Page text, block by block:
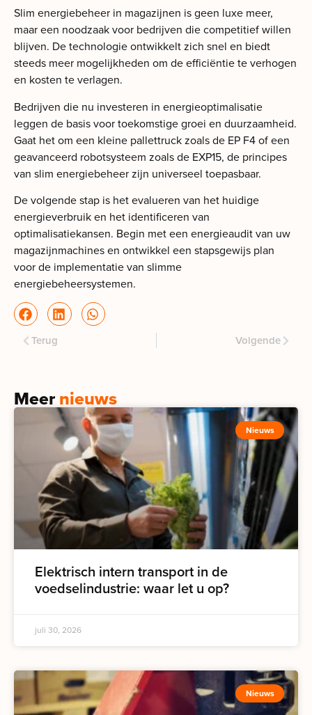
Slim energiebeheer in magazijnen is geen luxe meer,
maar een noodzaak voor bedrijven die competitief willen
blijven. De technologie ontwikkelt zich snel en biedt
steeds meer mogelijkheden om de efficiëntie te verhogen
en kosten te verlagen.
Bedrijven die nu investeren in energieoptimalisatie
leggen de basis voor toekomstige groei en duurzaamheid.
Gaat het om een kleine pallettruck zoals de EP F4 of een
geavanceerd robotsysteem zoals de EXP15, de principes
van slim energiebeheer zijn universeel toepasbaar.
De volgende stap is het evalueren van het huidige
energieverbruik en het identificeren van
optimalisatiekansen. Begin met een energieaudit van uw
magazijnmachines en ontwikkel een stapsgewijs plan
voor de implementatie van slimme
energiebeheersystemen.
Terug Volgende
Meernieuws
Nieuws
Elektrisch intern transport in de
voedselindustrie: waar let u op?
juli 30, 2026
Nieuws